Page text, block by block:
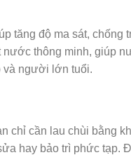
tăng độ ma sát,
nước thông minh, giúp
và người lớn tuổi.
chỉ cần lau chùi bằng
hay bảo trì phức tạp.